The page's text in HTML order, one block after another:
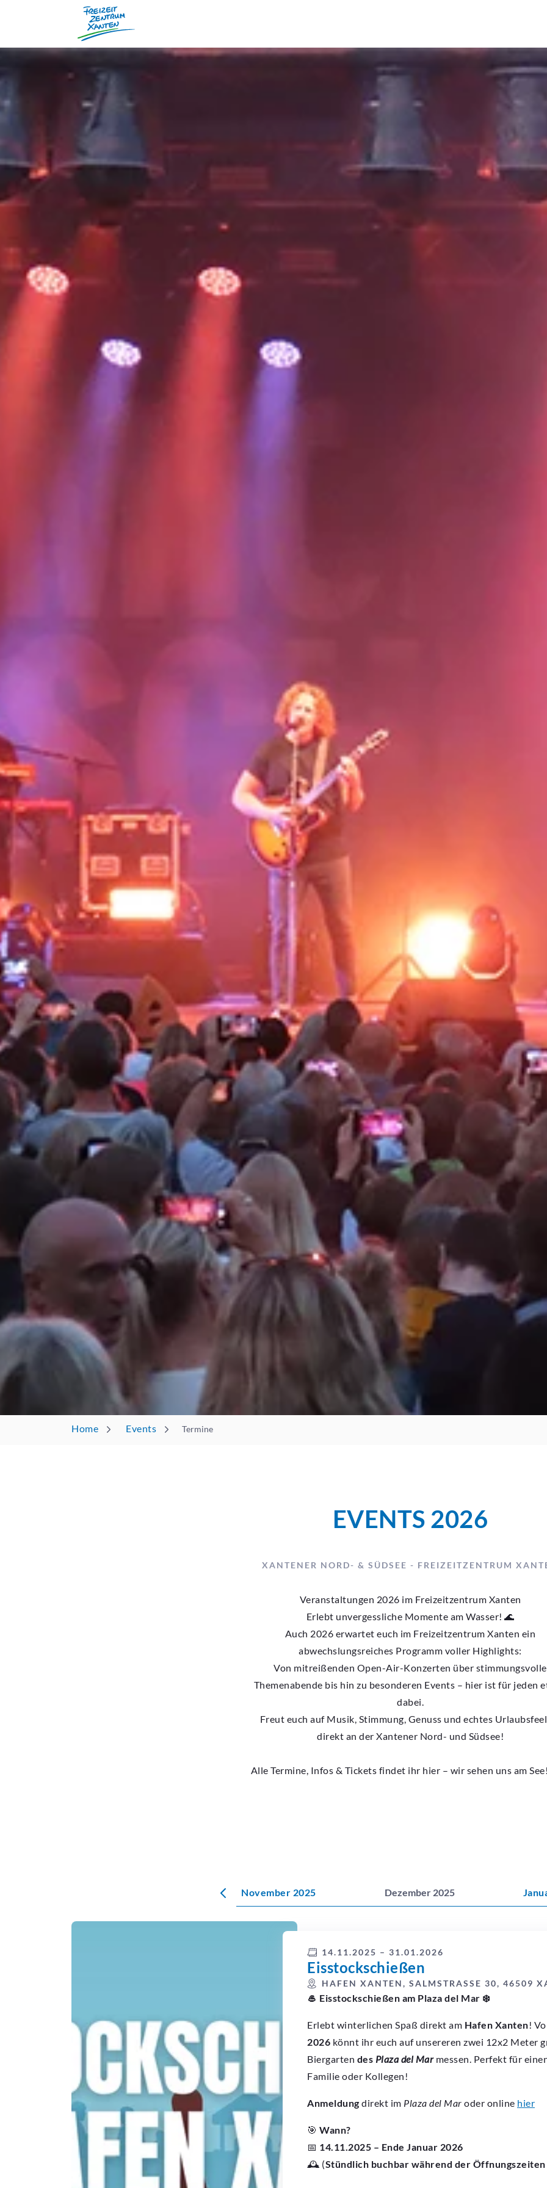
Home Events Termine
EVENTS 2026
XANTENER NORD- & SÜDSEE - FREIZEITZENTRUM
Veranstaltungen 2026 im Freizeitzentrum Xanten
Erlebt unvergessliche Momente am Wasser! 🌊
Auch 2026 erwartet euch im Freizeitzentrum Xanten ein
abwechslungsreiches Programm voller Highlights:
Von mitreißenden Open-Air-Konzerten über stimmungsvolle
Themenabende bis hin zu besonderen Events – hier ist für jeden
dabei.
Freut euch auf Musik, Stimmung, Genuss und echtes
direkt an der Xantener Nord- und Südsee!
Alle Termine, Infos & Tickets findet ihr hier – wir sehen uns am
November 2025 Dezember 2025
14.11.2025 – 31.01.2026
Eisstockschießen
HAFEN XANTEN, SALMSTRASSE 30, 46509
🥌 Eisstockschießen am Plaza del Mar ❄️
Erlebt winterlichen Spaß direkt am Hafen Xanten!
2026 könnt ihr euch auf unsereren zwei 12x2 Meter
Biergarten des Plaza del Marmessen. Perfekt für
Familie oder Kollegen!
Anmeldung direkt im Plaza del Mar oder online hier
🎯 Wann?
📅 14.11.2025 – Ende Januar 2026
🕰 (Stündlich buchbar während der